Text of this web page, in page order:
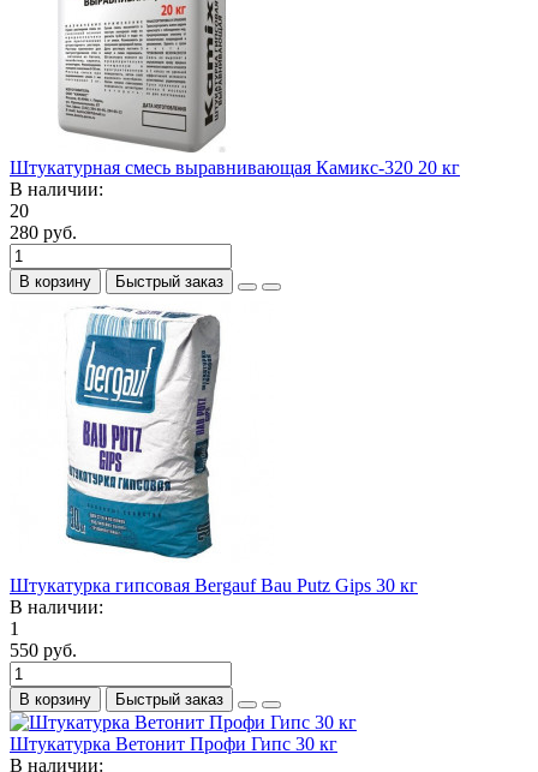
Штукатурная смесь выравнивающая Камикс-320 20 кг
В наличии:
20
280 руб.
В корзину Быстрый заказ
Штукатурка гипсовая Bergauf Bau Putz Gips 30 кг
В наличии:
1
550 руб.
В корзину Быстрый заказ
Штукатурка Ветонит Профи Гипс 30 кг
В наличии: